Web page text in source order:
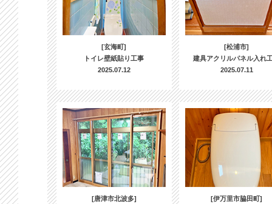
[玄海町]
トイレ壁紙貼り工事
2025.07.12
[松浦市]
建具アクリルパネル入れ
2025.07.11
[唐津市北波多]
[伊万里市脇田町]